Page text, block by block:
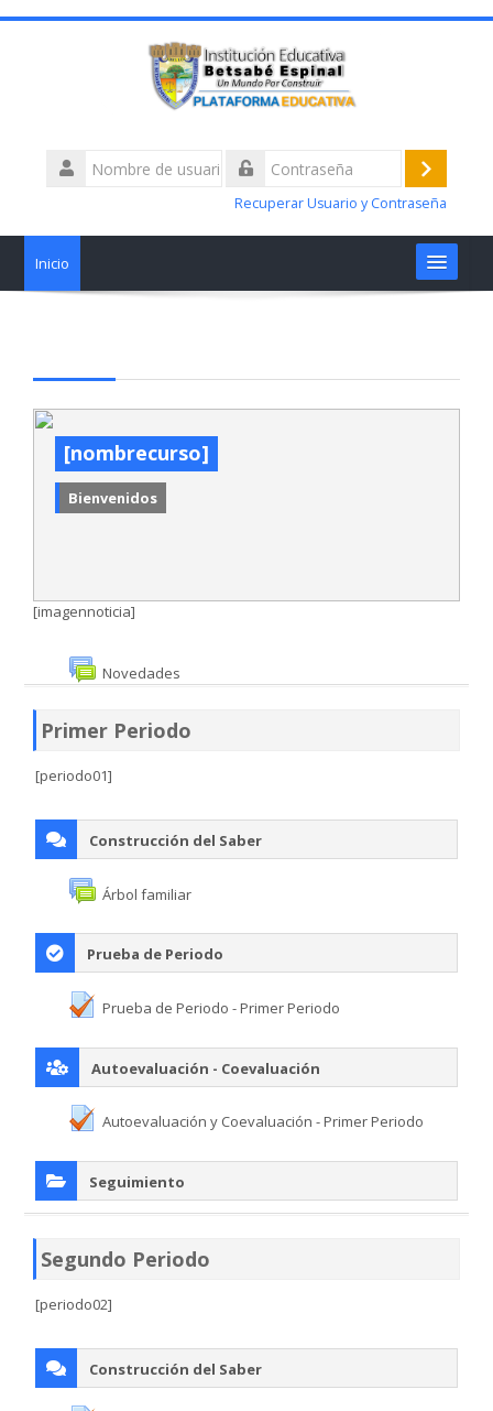
Nombre
de
Acceder
Recuperar Usuario y Contraseña
Inicio
Talleres alertas académicas
¿Tiene Dificultades?
Nosotros
WhatsApp Institucional
Estudiantes
[nombrecurso]
Bienvenidos
[imagennoticia]
Novedades
Primer Periodo
[periodo01]
Construcción del Saber
Árbol familiar
Prueba de Periodo
Prueba de Periodo - Primer Periodo
Autoevaluación - Coevaluación
Autoevaluación y Coevaluación - Primer Periodo
Seguimiento
Segundo Periodo
[periodo02]
Construcción del Saber